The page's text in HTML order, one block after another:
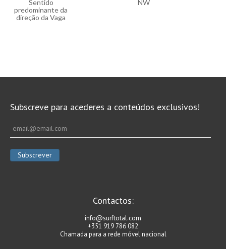
Sentido
predominante da
direção da Vaga
NW
Subscreve para acederes a conteúdos exclusivos!
Contactos:
info@surftotal.com
+351 919 786 082
Chamada para a rede móvel nacional